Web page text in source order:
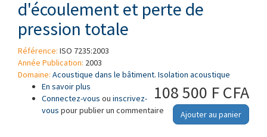
d'écoulement et perte de
pression totale
Référence: ISO 7235:2003
Année Publication: 2003
Domaine: Acoustique dans le bâtiment. Isolation acoustique
108 500 F CFA
Ajouter au panier
En savoir plus à propos de Acoustique — Modes opératoires
de mesure en laboratoire pour silencieux en
conduit et unités terminales — Perte
d'insertion, bruit d'écoulement et perte de
Connectez-vous ou inscrivez-
vous pour publier un commentaire